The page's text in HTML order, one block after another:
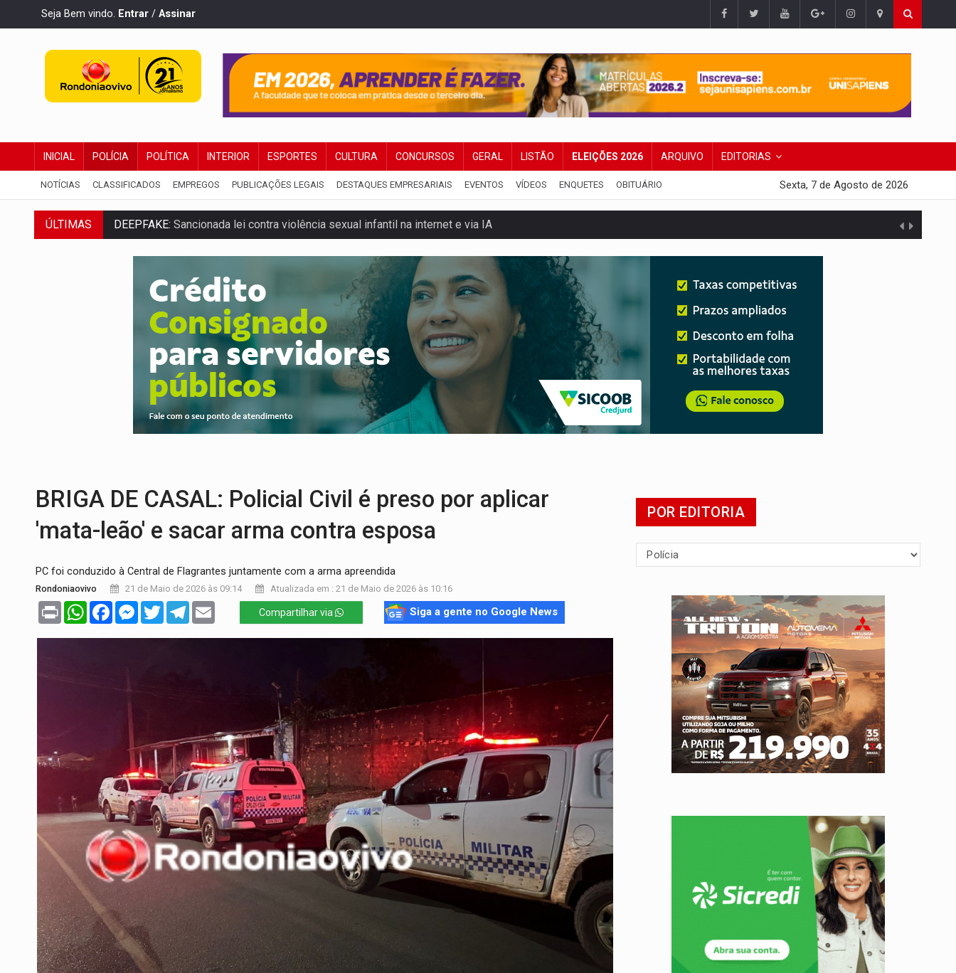
Seja Bem vindo. Entrar / Assinar
INICIAL POLÍCIA POLÍTICA INTERIOR ESPORTES CULTURA CONCURSOS GERAL LISTÃO ELEIÇÕES 2026 ARQUIVO EDITORIAS
NOTÍCIAS CLASSIFICADOS EMPREGOS PUBLICAÇÕES LEGAIS DESTAQUES EMPRESARIAIS EVENTOS VÍDEOS ENQUETES OBITUÁRIO Sexta, 7 de Agosto de 2026
ÚLTIMAS COLEGIADO:Brasil e Rússia discutem energia nuclear, defesa e ciência em Brasília
URGENTE:Colisão entre caminhão e carro deixa quatro mortos e um em estado grave na BR
ENCONTRO:Amazônia Negra ganha projeção nacional com participação de Marcela Bonfim
PREVISÃO: Porto Velho tem chances de chuvas isoladas nesta sexta-feira (7)
SINDICATOS UNIDOS:Assembleia Geral delibera greve da educação municipal em Porto Velho
PROCESSO SELETIVO:Rondoniaovivo abre oficina de Comunicação com oportunidade de integrar equipe
AGOSTO LILÁS:MPRO lança de portal e promove reflexão sobre trajetória da Lei Maria da Penha
REGULARIZAÇÃO: Refis 2026 segue até o fim do ano para regularização de débitos
BRIGA DE CASAL: Policial Civil é preso por aplicar
'mata-leão' e sacar arma contra esposa
PC foi conduzido à Central de Flagrantes juntamente com a arma apreendida
Rondoniaovivo 21 de Maio de 2026 às 09:14 Atualizada em : 21 de Maio de 2026 às 10:16
Print WhatsAppFacebookMessenger
TwitterTelegram Compartilhar via Siga a gente no Google News
POR EDITORIA